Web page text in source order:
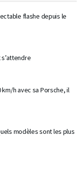
flashe depuis le
s’attendre
h avec sa Porsche, il
modèles sont les plus